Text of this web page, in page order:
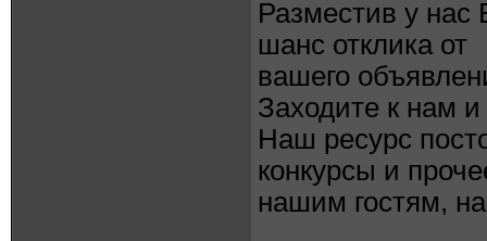
Разместив у
шанс отклика от
вашего
Заходите к нам
Наш ресурс
конкурсы и
нашим гостям,